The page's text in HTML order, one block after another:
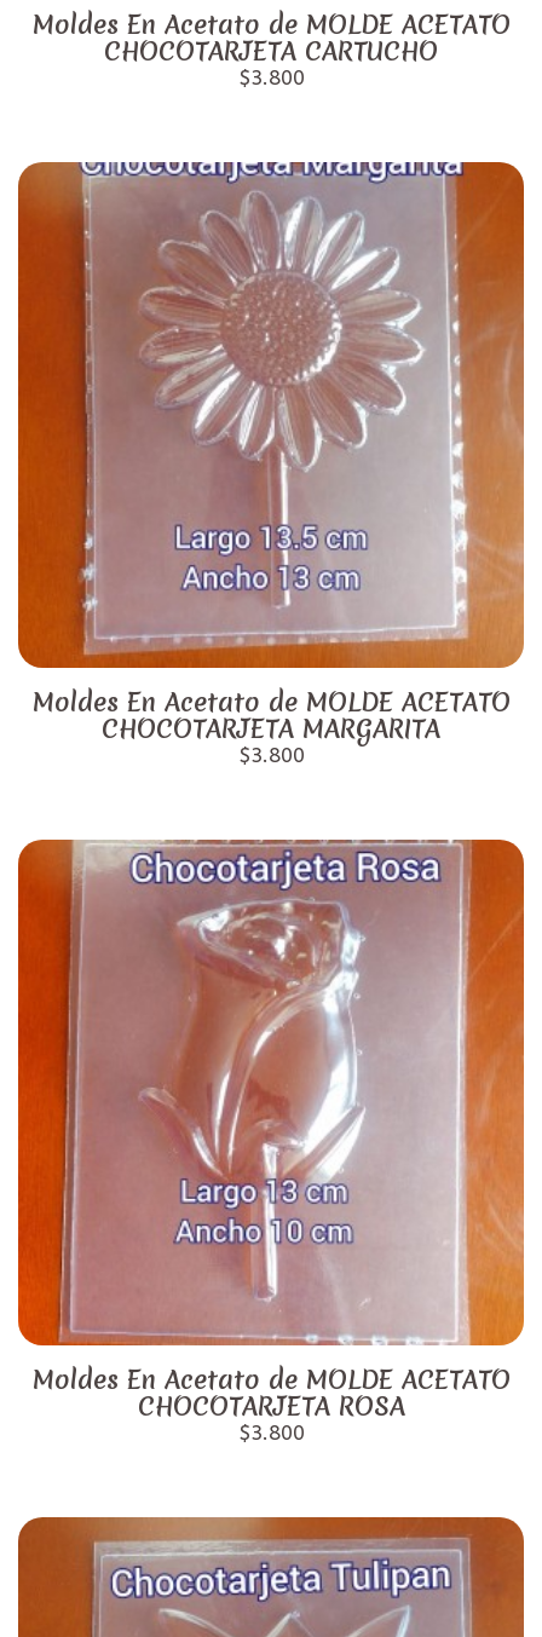
Moldes En Acetato de MOLDE ACETATO
CHOCOTARJETA CARTUCHO
$3.800
Moldes En Acetato de MOLDE ACETATO
CHOCOTARJETA MARGARITA
$3.800
Moldes En Acetato de MOLDE ACETATO
CHOCOTARJETA ROSA
$3.800